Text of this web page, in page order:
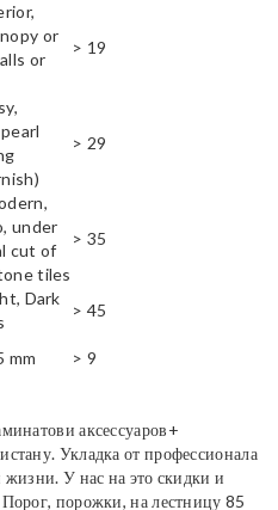
or
or
> 19
> 29
under
cut of
tiles
> 35
Dark
> 45
mm > 9